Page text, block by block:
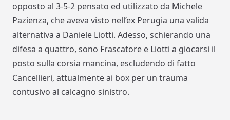
opposto al 3-5-2 pensato ed utilizzato da Michele
Pazienza, che aveva visto nell’ex Perugia una valida
alternativa a Daniele Liotti. Adesso, schierando una
difesa a quattro, sono Frascatore e Liotti a giocarsi il
posto sulla corsia mancina, escludendo di fatto
Cancellieri, attualmente ai box per un trauma
contusivo al calcagno sinistro.